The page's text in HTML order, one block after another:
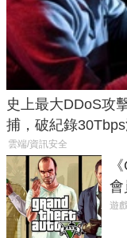
史上最大DDoS攻
捕，破紀錄30Tbps
雲端/資訊安全
會
在
遊